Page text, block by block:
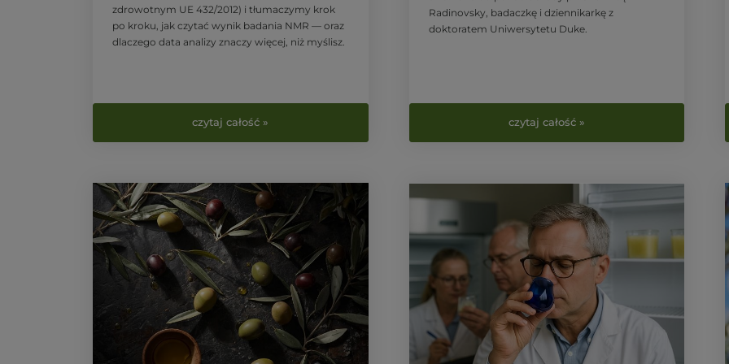
zdrowotnym UE 432/2012) i tłumaczymy krok
po kroku, jak czytać wynik badania NMR — oraz
dlaczego data analizy znaczy więcej, niż myślisz.
czytaj całość »
Radinovsky, badaczkę i dziennikarkę z
doktoratem Uniwersytetu Duke.
czytaj całość »